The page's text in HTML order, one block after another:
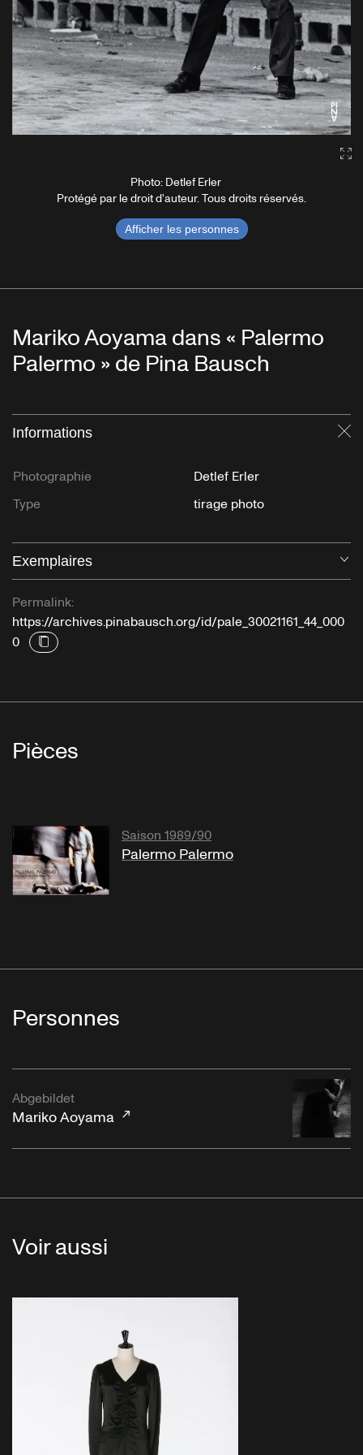
Photo: Detlef Erler
Protégé par le droit d'auteur. Tous droits réservés.
Afficher les personnes
Mariko Aoyama dans « Palermo
Palermo » de Pina Bausch
Informations
Photographie
Detlef Erler
Type
tirage photo
Exemplaires
Permalink:
https://archives.pinabausch.org/id/pale_30021161_44_000
0
Pièces
Saison 1989/90
Palermo Palermo
Personnes
Abgebildet
Mariko Aoyama
Voir aussi